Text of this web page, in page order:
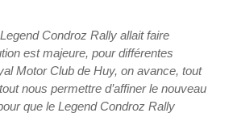
Condroz Rally allait faire
est majeure, pour différentes
Motor Club de Huy, on avance, tout
nous permettre d’affiner le nouveau
que le Legend Condroz Rally